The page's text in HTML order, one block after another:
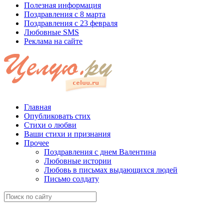
Полезная информация
Поздравления с 8 марта
Поздравления с 23 февраля
Любовные SMS
Реклама на сайте
Главная
Опубликовать стих
Стихи о любви
Ваши стихи и признания
Прочее
Поздравления с днем Валентина
Любовные истории
Любовь в письмах выдающихся людей
Письмо солдату